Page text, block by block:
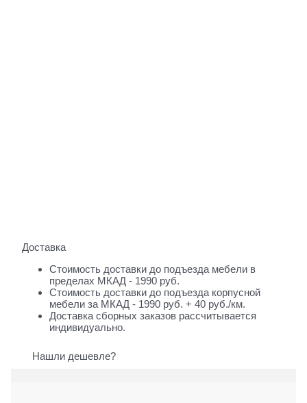
Доставка
Стоимость доставки до подъезда мебели в
пределах МКАД - 1990 руб.
Стоимость доставки до подъезда корпусной
мебели за МКАД - 1990 руб. + 40 руб./км.
Доставка сборных заказов рассчитывается
индивидуально.
Нашли дешевле?